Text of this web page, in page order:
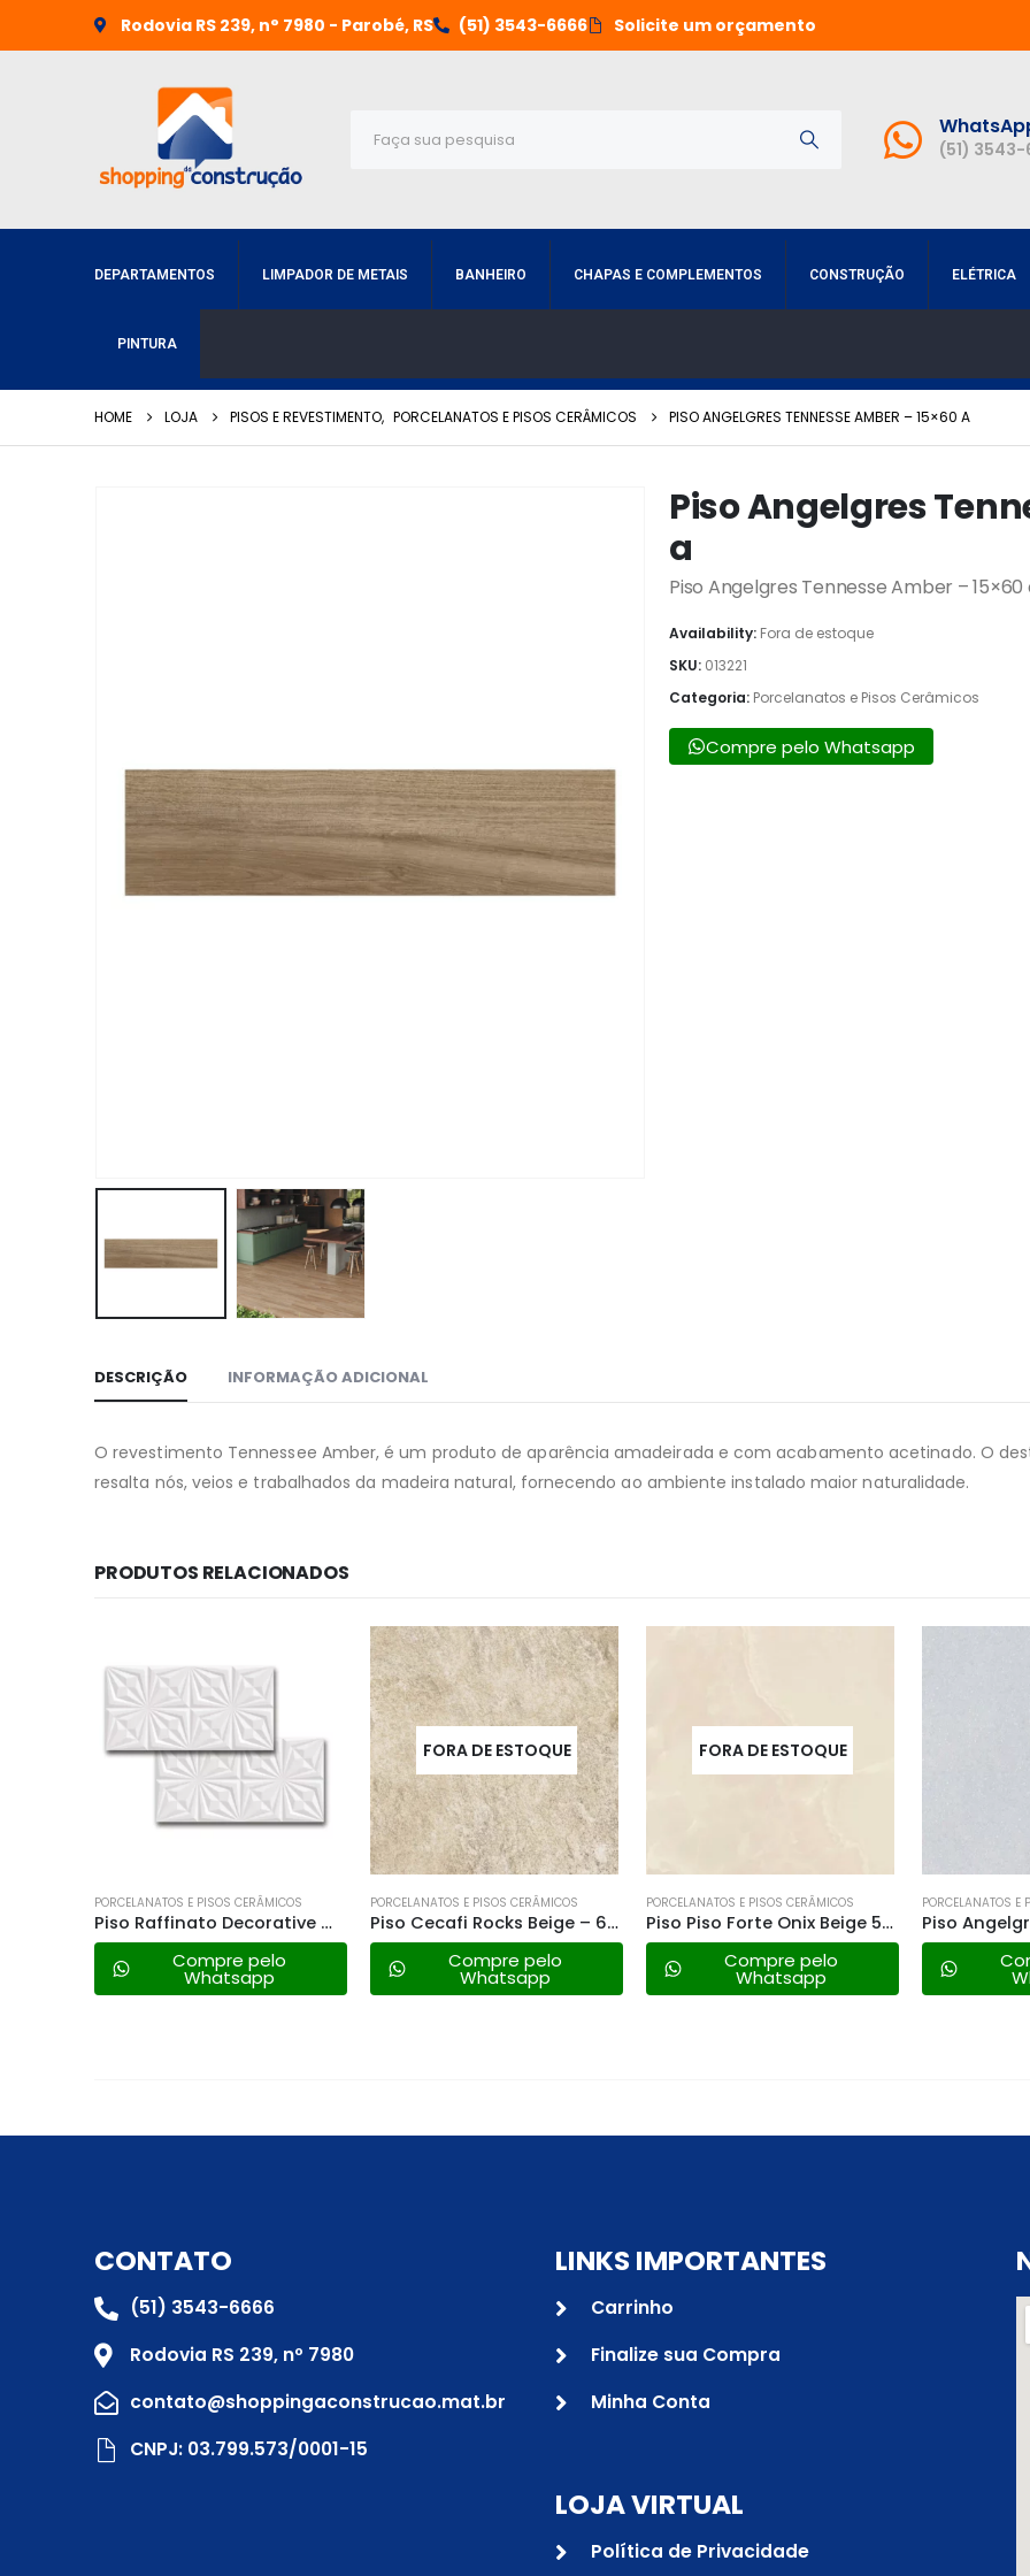
Rodovia RS 239, n° 7980 - Parobé, RS (51) 3543-6666 Solicite um orçamento
(51)
DEPARTAMENTOS LIMPADOR DE METAIS BANHEIRO CHAPAS E COMPLEMENTOS CONSTRUÇÃO ELÉTRICA
PINTURA
HOME LOJA PISOS E REVESTIMENTO, PORCELANATOS E PISOS CERÂMICOS PISO ANGELGRES TENNESSE AMBER – 15×60 A
Piso Angelgres
a
Piso Angelgres Tennesse Amber – 15×60
Availability: Fora de estoque
SKU: 013221
Categoria: Porcelanatos e Pisos Cerâmicos
Compre pelo Whatsapp
DESCRIÇÃO INFORMAÇÃO ADICIONAL
O revestimento Tennessee Amber, é um produto de aparência amadeirada e com acabamento acetinado. O
resalta nós, veios e trabalhados da madeira natural, fornecendo ao ambiente instalado maior naturalidade.
PRODUTOS RELACIONADOS
FORA DE ESTOQUE
PORCELANATOS E PISOS CERÂMICOS
Piso Cecafi Rocks Beige – 62×62 a
Compre pelo
Whatsapp
FORA DE ESTOQUE
PORCELANATOS E PISOS CERÂMICOS
Piso Piso Forte Onix Beige 50×50 a
Compre pelo
Whatsapp
PORCELANATOS E PISOS CERÂMICOS
Piso Angelgres Angelus Cinis – 60×60 a
Compre pelo
Whatsapp
PORCELANATOS E
CONTATO
(51) 3543-6666
Rodovia RS 239, nº 7980
contato@shoppingaconstrucao.mat.br
CNPJ: 03.799.573/0001-15
LINKS IMPORTANTES
Carrinho
Finalize sua Compra
Minha Conta
LOJA VIRTUAL
Política de Privacidade